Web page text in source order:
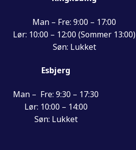
Man – Fre: 9:00 – 17:00
Lør: 10:00 – 12:00 (Sommer 13:00)
Søn: Lukket
Esbjerg
Man – Fre: 9:30 – 17:30
Lør: 10:00 – 14:00
Søn: Lukket